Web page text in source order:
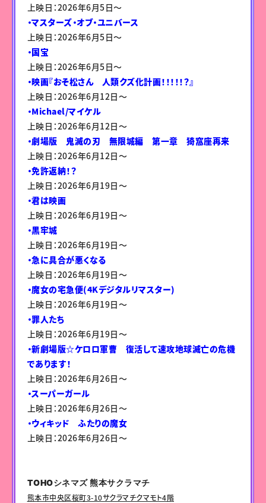
上映日：2026年6月5日〜
・マスターズ・オブ・ユニバース
上映日：2026年6月5日〜
・国宝
上映日：2026年6月5日〜
・映画『おそ松さん 人類クズ化計画！！！！！？』
上映日：2026年6月12日〜
・Michael/マイケル
上映日：2026年6月12日〜
・劇場版 鬼滅の刃 無限城編 第一章 猗窩座再来
上映日：2026年6月12日〜
・免許返納！？
上映日：2026年6月19日〜
・君は映画
上映日：2026年6月19日〜
・黒牢城
上映日：2026年6月19日〜
・急に具合が悪くなる
上映日：2026年6月19日〜
・魔女の宅急便(4Kデジタルリマスター)
上映日：2026年6月19日〜
・罪人たち
上映日：2026年6月19日〜
・新劇場版☆ケロロ軍曹 復活して速攻地球滅亡の危機
であります！
上映日：2026年6月26日〜
・スーパーガール
上映日：2026年6月26日〜
・ウィキッド ふたりの魔女
上映日：2026年6月26日〜
TOHOシネマズ 熊本サクラマチ
熊本市中央区桜町3-10サクラマチクマモト4階